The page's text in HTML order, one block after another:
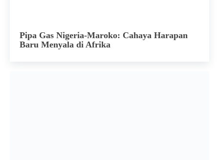
Pipa Gas Nigeria-Maroko: Cahaya Harapan
Baru Menyala di Afrika